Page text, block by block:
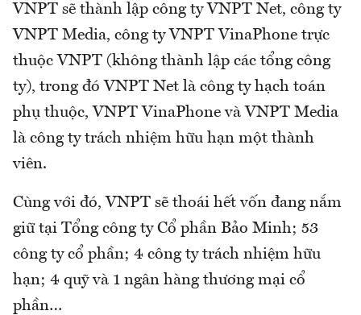
VNPT sẽ thành lập công ty VNPT Net, công ty
VNPT Media, công ty VNPT VinaPhone trực
thuộc VNPT (không thành lập các tổng công
ty), trong đó VNPT Net là công ty hạch toán
phụ thuộc, VNPT VinaPhone và VNPT Media
là công ty trách nhiệm hữu hạn một thành
viên.
Cùng với đó, VNPT sẽ thoái hết vốn đang nắm
giữ tại Tổng công ty Cổ phần Bảo Minh; 53
công ty cổ phần; 4 công ty trách nhiệm hữu
hạn; 4 quỹ và 1 ngân hàng thương mại cổ
phần…